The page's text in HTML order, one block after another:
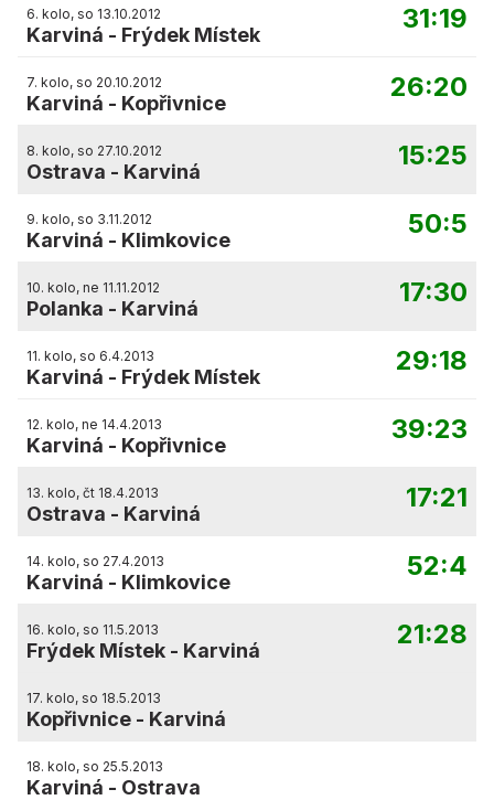
6. kolo, so 13.10.2012
Karviná - Frýdek Místek
31:19
7. kolo, so 20.10.2012
Karviná - Kopřivnice
26:20
8. kolo, so 27.10.2012
Ostrava - Karviná
15:25
9. kolo, so 3.11.2012
Karviná - Klimkovice
50:5
10. kolo, ne 11.11.2012
Polanka - Karviná
17:30
11. kolo, so 6.4.2013
Karviná - Frýdek Místek
29:18
12. kolo, ne 14.4.2013
Karviná - Kopřivnice
39:23
13. kolo, čt 18.4.2013
Ostrava - Karviná
17:21
14. kolo, so 27.4.2013
Karviná - Klimkovice
52:4
16. kolo, so 11.5.2013
Frýdek Místek - Karviná
21:28
17. kolo, so 18.5.2013
Kopřivnice - Karviná
18. kolo, so 25.5.2013
Karviná - Ostrava